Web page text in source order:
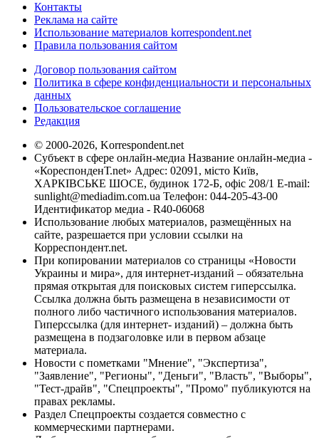
Контакты
Реклама на сайте
Использование материалов korrespondent.net
Правила пользования сайтом
Договор пользования сайтом
Политика в сфере конфиденциальности и персональных
данных
Пользовательское соглашение
Редакция
© 2000-2026, Korrespondent.net
Субъект в сфере онлайн-медиа Название онлайн-медиа -
«КореспонденТ.net» Адрес: 02091, місто Київ,
ХАРКІВСЬКЕ ШОСЕ, будинок 172-Б, офіс 208/1 E-mail:
sunlight@mediadim.com.ua Телефон: 044-205-43-00
Идентификатор медиа - R40-06068
Использование любых материалов, размещённых на
сайте, разрешается при условии ссылки на
Корреспондент.net.
При копировании материалов со страницы «Новости
Украины и мира», для интернет-изданий – обязательна
прямая открытая для поисковых систем гиперссылка.
Ссылка должна быть размещена в независимости от
полного либо частичного использования материалов.
Гиперссылка (для интернет- изданий) – должна быть
размещена в подзаголовке или в первом абзаце
материала.
Новости с пометками "Мнение", "Экспертиза",
"Заявление", "Регионы", "Деньги", "Власть", "Выборы",
"Тест-драйв", "Спецпроекты", "Промо" публикуются на
правах рекламы.
Раздел Спецпроекты создается совместно с
коммерческими партнерами.